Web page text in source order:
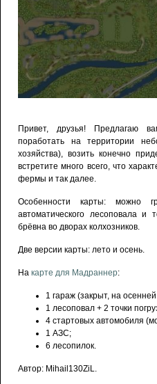
Привет, друзья! Предлагаю
поработать на территории
хозяйства), возить конечно
встретите много всего, что
фермы и так далее.
Особенности карты: можно
автоматического лесоповала и
брёвна во дворах колхозников.
Две версии карты: лето и осень.
На карте для Мадраннер:
1 гараж (закрыт, на
1 лесоповал + 2 точки
4 стартовых автомобиля
1 АЗС;
6 лесопилок.
Автор: Mihail130ZiL.